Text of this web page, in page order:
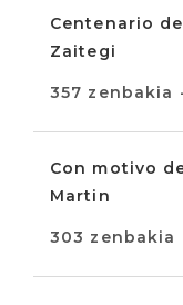
Centenario
Zaitegi
357 zenbakia
Con motivo
Martin
303 zenbakia